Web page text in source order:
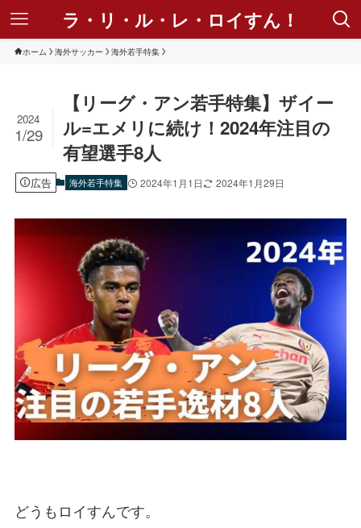
ラ・リ・ル・レ・ロイすん！
ホーム 海外サッカー 海外若手特集
【リーグ・アン若手特集】ザイー
ル=エメリに続け！2024年注目の
有望選手8人
2024
1/29
広告 海外若手特集 2024年1月1日 2024年1月29日
どうもロイすんです。